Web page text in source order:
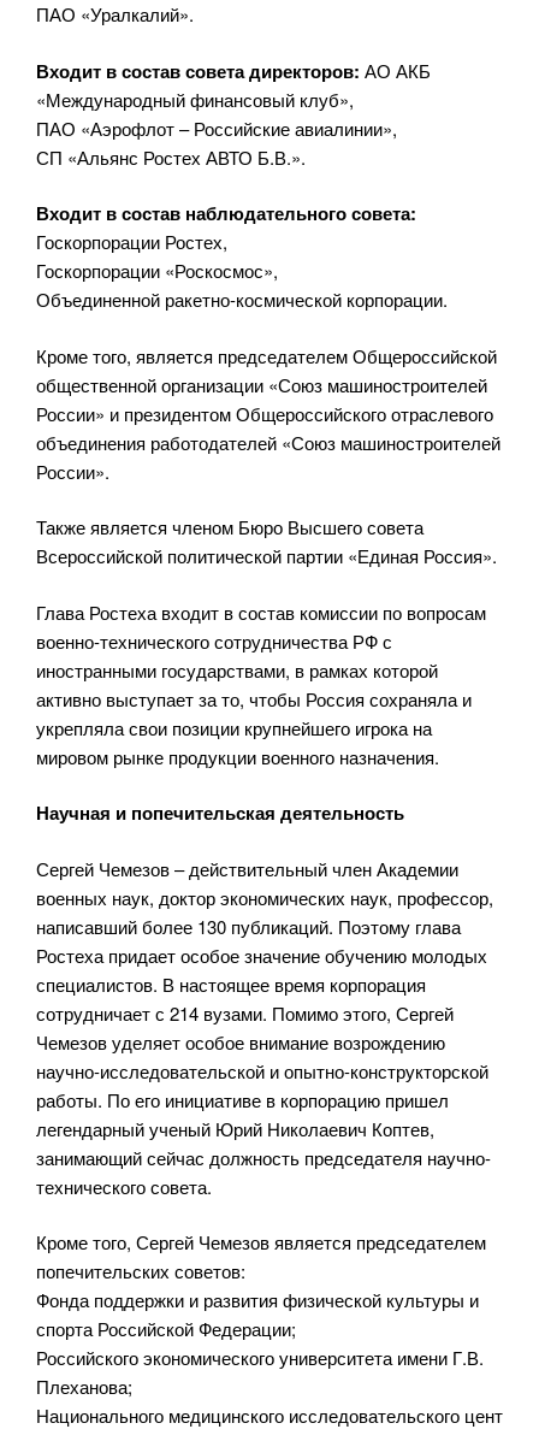
ПАО «Уралкалий».
Входит в состав совета директоров: АО АКБ
«Международный финансовый клуб»,
ПАО «Аэрофлот – Российские авиалинии»,
СП «Альянс Ростех АВТО Б.В.».
Входит в состав наблюдательного совета:
Госкорпорации Ростех,
Госкорпорации «Роскосмос»,
Объединенной ракетно-космической корпорации.
Кроме того, является председателем Общероссийской
общественной организации «Союз машиностроителей
России» и президентом Общероссийского отраслевого
объединения работодателей «Союз машиностроителей
России».
Также является членом Бюро Высшего совета
Всероссийской политической партии «Единая Россия».
Глава Ростеха входит в состав комиссии по вопросам
военно-технического сотрудничества РФ с
иностранными государствами, в рамках которой
активно выступает за то, чтобы Россия сохраняла и
укрепляла свои позиции крупнейшего игрока на
мировом рынке продукции военного назначения.
Научная и попечительская деятельность
Сергей Чемезов – действительный член Академии
военных наук, доктор экономических наук, профессор,
написавший более 130 публикаций. Поэтому глава
Ростеха придает особое значение обучению молодых
специалистов. В настоящее время корпорация
сотрудничает с 214 вузами. Помимо этого, Сергей
Чемезов уделяет особое внимание возрождению
научно-исследовательской и опытно-конструкторской
работы. По его инициативе в корпорацию пришел
легендарный ученый Юрий Николаевич Коптев,
занимающий сейчас должность председателя научно-
технического совета.
Кроме того, Сергей Чемезов является председателем
попечительских советов:
Фонда поддержки и развития физической культуры и
спорта Российской Федерации;
Российского экономического университета имени Г.В.
Плеханова;
Национального медицинского исследовательского цент